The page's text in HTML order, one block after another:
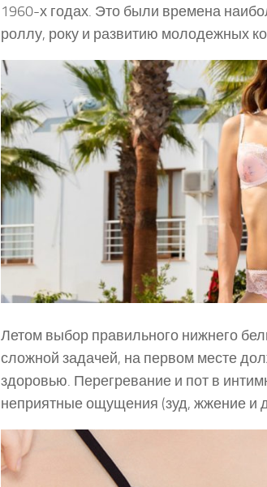
1960-х годах. Это были времена
роллу, року и развитию молодежных
Летом выбор правильного нижнего
сложной задачей, на первом месте
здоровью. Перегревание и пот в
неприятные ощущения (зуд, жжение и